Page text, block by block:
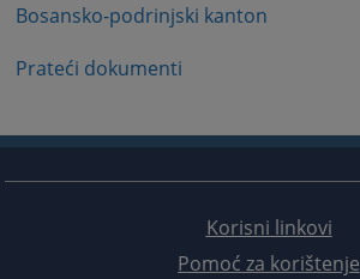
Bosansko-podrinjski kanton
Prateći dokumenti
Korisni linkovi
Pomoć za korištenje